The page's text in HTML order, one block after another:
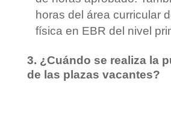
horas del área curricular
física en EBR del nivel
3. ¿Cuándo se realiza la
de las plazas vacantes?